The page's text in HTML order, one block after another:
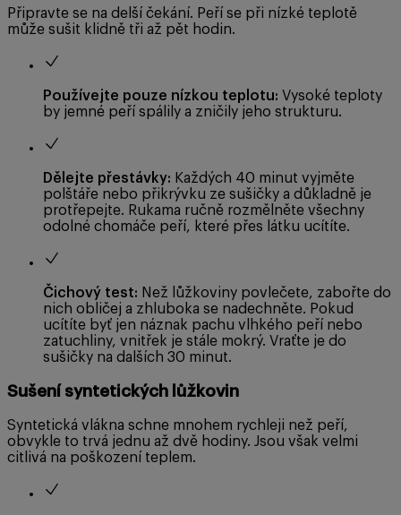
Připravte se na delší čekání. Peří se při nízké teplotě
může sušit klidně tři až pět hodin.
Používejte pouze nízkou teplotu: Vysoké teploty
by jemné peří spálily a zničily jeho strukturu.
Dělejte přestávky: Každých 40 minut vyjměte
polštáře nebo přikrývku ze sušičky a důkladně je
protřepejte. Rukama ručně rozmělněte všechny
odolné chomáče peří, které přes látku ucítíte.
Čichový test: Než lůžkoviny povlečete, zabořte do
nich obličej a zhluboka se nadechněte. Pokud
ucítíte byť jen náznak pachu vlhkého peří nebo
zatuchliny, vnitřek je stále mokrý. Vraťte je do
sušičky na dalších 30 minut.
Sušení syntetických lůžkovin
Syntetická vlákna schne mnohem rychleji než peří,
obvykle to trvá jednu až dvě hodiny. Jsou však velmi
citlivá na poškození teplem.